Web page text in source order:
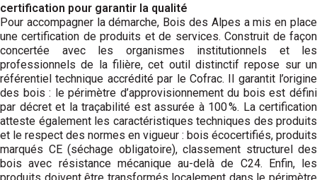
certification pour garantir la qualité
Pour accompagner la démarche, Bois des Alpes a mis en place
une certification de produits et de services. Construit de façon
concertée avec les organismes institutionnels et les
professionnels de la filière, cet outil distinctif repose sur un
référentiel technique accrédité par le Cofrac. Il garantit l’origine
des bois : le périmètre d’approvisionnement du bois est défini
par décret et la traçabilité est assurée à 100 %. La certification
atteste également les caractéristiques techniques des produits
et le respect des normes en vigueur : bois écocertifiés, produits
marqués CE (séchage obligatoire), classement structurel des
bois avec résistance mécanique au-delà de C24. Enfin, les